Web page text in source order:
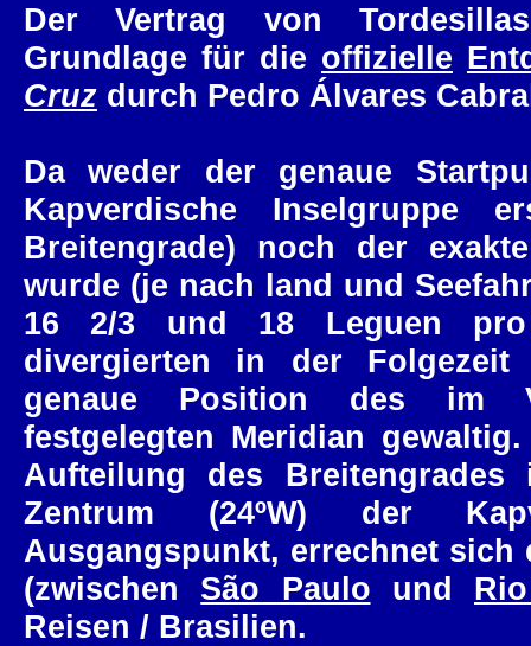
Der Vertrag von
Grundlage für die offizielle
Cruz durch Pedro Álvares
Da weder der genaue
Kapverdische Inselgruppe
Breitengrade) noch der
wurde (je nach land und
16 2/3 und 18 Leguen pro
divergierten in der
genaue Position des im
festgelegten Meridian
Aufteilung des
Zentrum (24ºW) der
Ausgangspunkt, errechnet sich
(zwischen São Paulo und
Reisen / Brasilien.